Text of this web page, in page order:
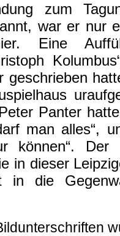
zum
war er nur
Eine
geschrieben
Panter
man alles“,
können“. Der
in dieser
in die